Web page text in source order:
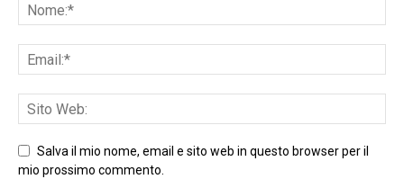
Salva il mio nome, email e sito web in questo browser per il
mio prossimo commento.